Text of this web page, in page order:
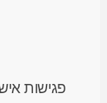
פגישות